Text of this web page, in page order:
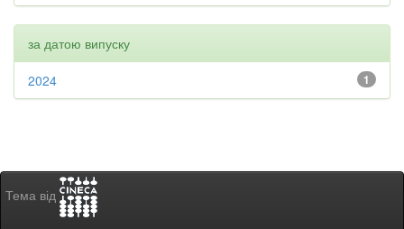
за датою випуску
1
2024
Тема від